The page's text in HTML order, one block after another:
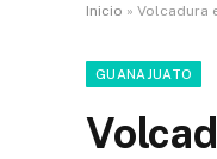
Inicio » Volcadura
GUANAJUATO